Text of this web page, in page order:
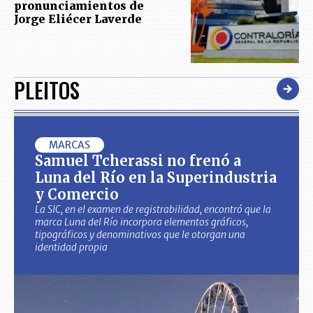
pronunciamientos de
Jorge Eliécer Laverde
PLEITOS
MARCAS
Samuel Tcherassi no frenó a
Luna del Río en la Superindustria
y Comercio
La SIC, en el examen de registrabilidad, encontró que la
marca Luna del Río incorpora elementos gráficos,
tipográficos y denominativos que le otorgan una
identidad propia